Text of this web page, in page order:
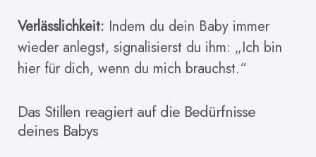
Verlässlichkeit: Indem du dein Baby immer
wieder anlegst, signalisierst du ihm: „Ich bin
hier für dich, wenn du mich brauchst.“
Das Stillen reagiert auf die Bedürfnisse
deines Babys